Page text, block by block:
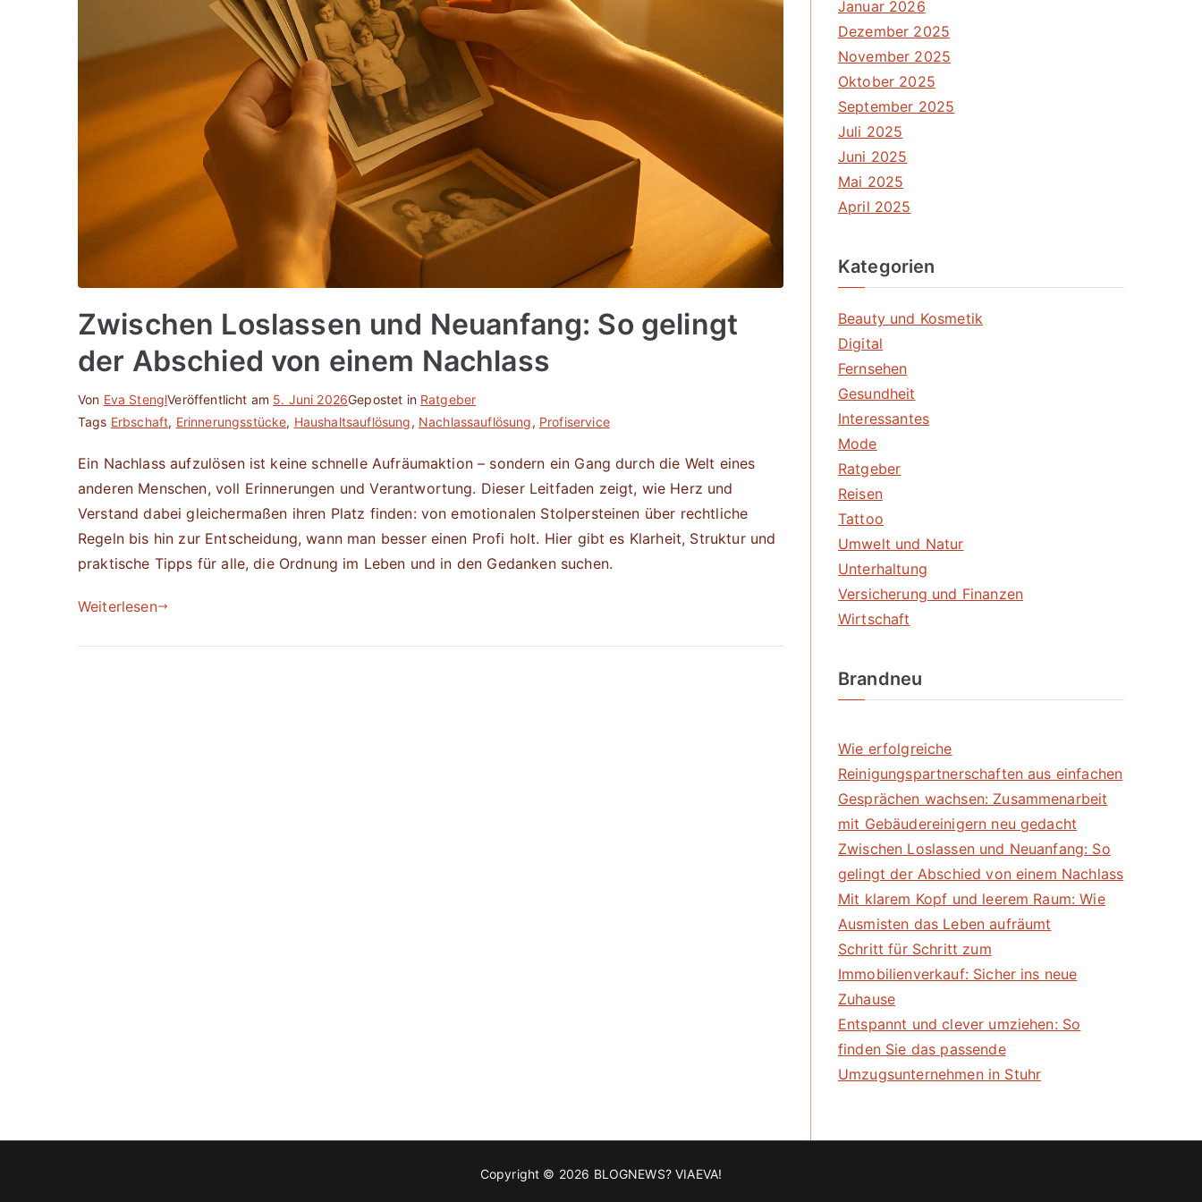
Zwischen Loslassen und Neuanfang: So gelingt
der Abschied von einem Nachlass
Von Eva StenglVeröffentlicht am 5. Juni 2026Gepostet in Ratgeber
Tags Erbschaft, Erinnerungsstücke, Haushaltsauflösung, Nachlassauflösung, Profiservice
Ein Nachlass aufzulösen ist keine schnelle Aufräumaktion – sondern ein Gang durch die Welt eines
anderen Menschen, voll Erinnerungen und Verantwortung. Dieser Leitfaden zeigt, wie Herz und
Verstand dabei gleichermaßen ihren Platz finden: von emotionalen Stolpersteinen über rechtliche
Regeln bis hin zur Entscheidung, wann man besser einen Profi holt. Hier gibt es Klarheit, Struktur und
praktische Tipps für alle, die Ordnung im Leben und in den Gedanken suchen.
Weiterlesen
Januar 2026
Dezember 2025
November 2025
Oktober 2025
September 2025
Juli 2025
Juni 2025
Mai 2025
April 2025
Kategorien
Beauty und Kosmetik
Digital
Fernsehen
Gesundheit
Interessantes
Mode
Ratgeber
Reisen
Tattoo
Umwelt und Natur
Unterhaltung
Versicherung und Finanzen
Wirtschaft
Brandneu
Wie erfolgreiche
Reinigungspartnerschaften aus einfachen
Gesprächen wachsen: Zusammenarbeit
mit Gebäudereinigern neu gedacht
Zwischen Loslassen und Neuanfang: So
gelingt der Abschied von einem Nachlass
Mit klarem Kopf und leerem Raum: Wie
Ausmisten das Leben aufräumt
Schritt für Schritt zum
Immobilienverkauf: Sicher ins neue
Zuhause
Entspannt und clever umziehen: So
finden Sie das passende
Umzugsunternehmen in Stuhr
Copyright © 2026 BLOGNEWS? VIAEVA!